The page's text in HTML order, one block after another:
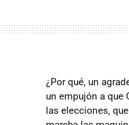
¿Por qué, un
un empujón a que
las elecciones,